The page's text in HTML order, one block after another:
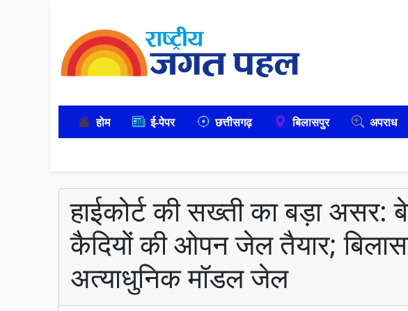
होम ई-पेपर छत्तीसगढ़ बिलासपुर अपराध
हाईकोर्ट की सख्ती का बड़ा असर:
कैदियों की ओपन जेल तैयार;
अत्याधुनिक मॉडल जेल